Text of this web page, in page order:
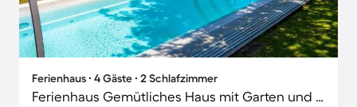
Ferienhaus ∙ 4 Gäste ∙ 2 Schlafzimmer
Ferienhaus Gemütliches Haus mit Garten und gemeinsamem Pool